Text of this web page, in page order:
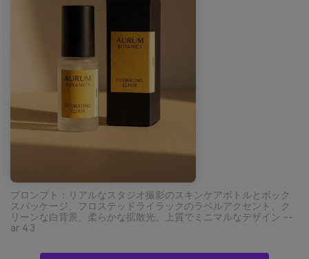
プロンプト：リアルなスタジオ撮影のスキンケアボトルとボック
スパッケージ、フロステッドライラックのラベルアクセント、ク
リーンな白背景、柔らかな拡散光、上質でミニマルなデザイン --
ar 4:3